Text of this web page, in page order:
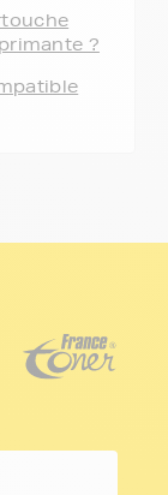
?